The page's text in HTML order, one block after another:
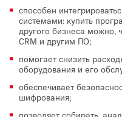
способен
системами: купить
другого бизнеса можно,
CRM и другим ПО;
помогает снизить
оборудования и его
обеспечивает
шифрования;